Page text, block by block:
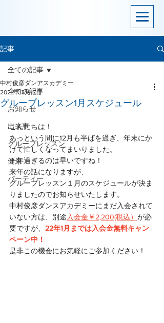
記事
全ての記事
お知らせ
出来事
グループレッスン
健康
パーティー
全ての記事
グループレッスン1月スケジュール
中村俊彦ダンアスカデミー
2021年12月17日
こんにちは！
あっという間に12月も半ばを過ぎ、年末にか
けて忙しくなってまいりました。
一年過ぎるのは早いですね！
来年の話になりますが、
グループレッスン１月のスケジュールが決ま
りましたのでお知らせいたします。
中村俊彦ダンスアカデミーにまだ入会されて
いない方は、別途 入会金￥2,200(税込） が必
要ですが、 22年1月までは入会金無料キャン
ペーン中！
是非この機会にお気軽にご参加ください！